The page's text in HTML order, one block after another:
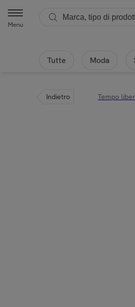
Menu
Tutte Moda
Indietro Tempo